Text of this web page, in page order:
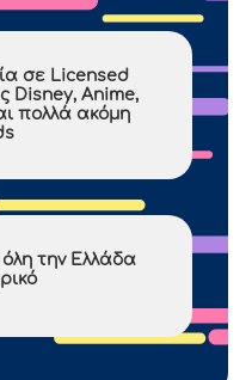
σε Licensed
Disney, Anime,
πολλά ακόμη
την Ελλάδα